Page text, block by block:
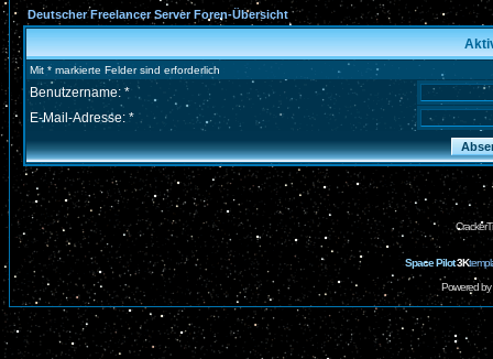
Deutscher Freelancer Server Foren-Übersicht
Mit * markierte Felder sind erforderlich
Benutzername: *
E-Mail-Adresse: *
Space Pilot3K
Powered by